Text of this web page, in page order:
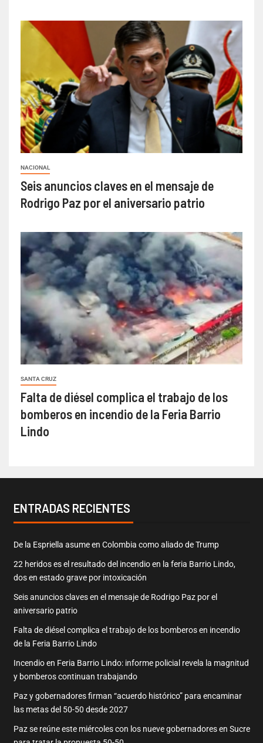
NACIONAL
Seis anuncios claves en el mensaje de
Rodrigo Paz por el aniversario patrio
SANTA CRUZ
Falta de diésel complica el trabajo de los
bomberos en incendio de la Feria Barrio
Lindo
ENTRADAS RECIENTES
De la Espriella asume en Colombia como aliado de Trump
22 heridos es el resultado del incendio en la feria Barrio Lindo,
dos en estado grave por intoxicación
Seis anuncios claves en el mensaje de Rodrigo Paz por el
aniversario patrio
Falta de diésel complica el trabajo de los bomberos en incendio
de la Feria Barrio Lindo
Incendio en Feria Barrio Lindo: informe policial revela la magnitud
y bomberos continuan trabajando
Paz y gobernadores firman “acuerdo histórico” para encaminar
las metas del 50-50 desde 2027
Paz se reúne este miércoles con los nueve gobernadores en Sucre